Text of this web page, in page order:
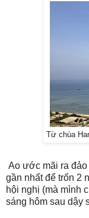
Từ chùa
Ao ước mãi ra
gần nhất để trốn 2
hội nghị (mà mình
sáng hôm sau dậy